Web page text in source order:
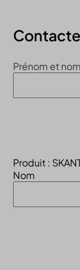
Prénom et nom
Produit :
Nom